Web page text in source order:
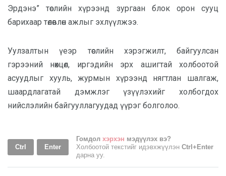
Эрдэнэ” төслийн хүрээнд зургаан блок орон сууц
барихаар төлөвлөн ажлыг эхлүүлжээ.
Уулзалтын үеэр төслийн хэрэгжилт, байгуулсан
гэрээний нөхцөл, иргэдийн эрх ашигтай холбоотой
асуудлыг хууль, журмын хүрээнд нягтлан шалгаж,
шаардлагатай дэмжлэг үзүүлэхийг холбогдох
нийслэлийн байгууллагуудад үүрэг болголоо.
Ctrl Enter
Гомдол хэрхэн мэдүүлэх вэ?
Холбоотой текстийг идэвхжүүлэн Ctrl+Enter
дарна уу.